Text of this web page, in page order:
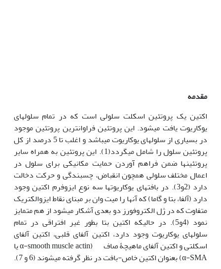
مقدمه
اکتین یک پروتئین اسکلت سلولی است که در تمام سلولهای
یوکاریوت یافت می‏شود. این پروتئین فراوانترین پروتئین موجود
در بسیاری از سلولهای یوکاریوت می‏باشد و اغلب تا 5 درصد از کل
پروتئین سلول را شامل می‏گردد(1). این پروتئین به همراه سایر
پروتئین‏ها ضمن فراهم آوردن حمایت مکانیکی برای سلول در
اعمال مختلف سلولی همچون انقباض، چسبندگی و حرکت دخالت
دارد (2و3). در بافتهای یوکاریوتها سه نوع ایزوفرم اکتین وجود
دارد (آلفا، بتا و گاما) که آنها را میت وان بر مبنای نقاط ایزوالکتریک
متفاوت که در ژل الکتروفورز دو بعدی آشکار می‏شود از هم متمایز
نمود (4و5). در حالیکه اکتین بتا بطور غیر‏ افتراقی در تمام
سلولهای یوکاریوت وجود دارد، اکتین آلفای قلبی، اکتین آلفای
اسکلتی و اکتین آلفای ماهیچۀ صاف (α-smooth muscle actin یا
α-SMA) بعنوان اکتین خاص-بافت در نظر گرفته می‏شوند (6 و 7).